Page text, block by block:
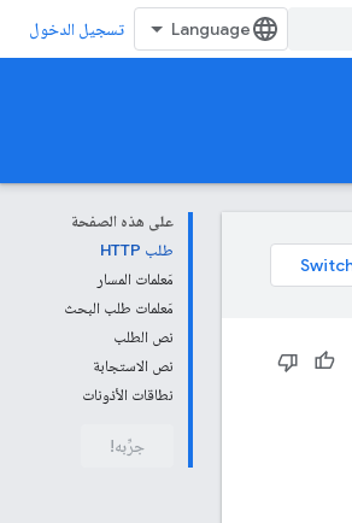
تسجيل الدخول
على هذه الصفحة
طلب HTTP
مَعلمات المسار
مَعلمات طلب البحث
نص الطلب
نص الاستجابة
نطاقات الأذونات
جرِّبه!